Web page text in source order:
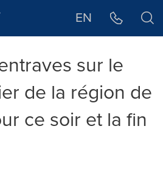
EN
sur le
de la région de
ce soir et la fin